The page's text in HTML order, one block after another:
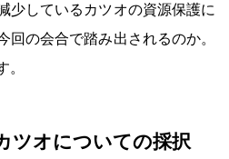
少しているカツオの資源保護に
回の会合で踏み出されるのか。
。
ツオについての採択